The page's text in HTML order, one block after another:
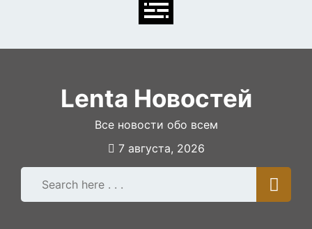
Lenta Новостей
Все новости обо всем
7 августа, 2026